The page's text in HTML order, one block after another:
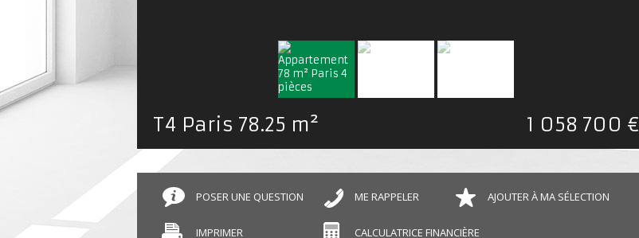
T4 Paris 78.25 m² 1 058 700 €
POSER UNE QUESTION ME RAPPELER AJOUTER À MA SÉLECTION
IMPRIMER CALCULATRICE FINANCIÈRE